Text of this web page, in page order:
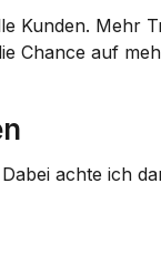
Kunden. Mehr
Chance auf
achte ich